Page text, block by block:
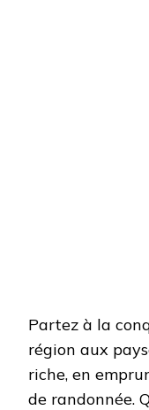
Partez à la
région aux
riche, en
de randonnée.